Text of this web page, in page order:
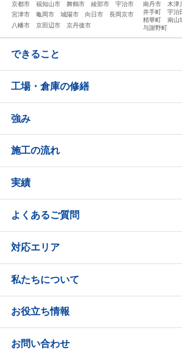
京都市 福知山市 舞鶴市 綾部市
宇治市
宮津市
亀岡市 城陽市 向日市
長岡京市
八幡市
京田辺市 京丹後市
南丹市 木津
井手町
宇治
精華町
南山
与謝野町
できること
工場・倉庫の修繕
強み
施工の流れ
実績
よくあるご質問
対応エリア
私たちについて
お役立ち情報
お問い合わせ